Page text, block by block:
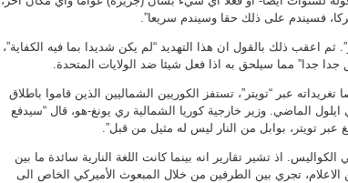
فسيندم على ذلك حقا وسيندم سريعا”.
ثم اعقب ذلك بالقول ان هذا التهديد “لم يكن شديدا بما فيه الكفاية”،
جدا جدا” مما سيلحق به اذا فعل شيئا ضد الولايات المتحدة.
عبر “تويتر”، تستفز الكوريين الشماليين الذين قاموا باطلاق
الماضي. وزير خارجية كوريا الشمالية ري يونغ-هو، قال “سيدفع
تويتر، بوابل من النار ليس له مثيل من قبل”.
اذ تشير تقارير انه بينما كانت اللغة النارية سائدة ما بين
الاعلام، تجري بين الطرفين من خلال المبعوث الأميركي الخاص الى